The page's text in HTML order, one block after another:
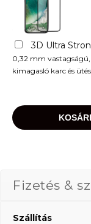
3D Ultra
0,32 mm
kimagasló karc és
Fizetés &
Szállítás